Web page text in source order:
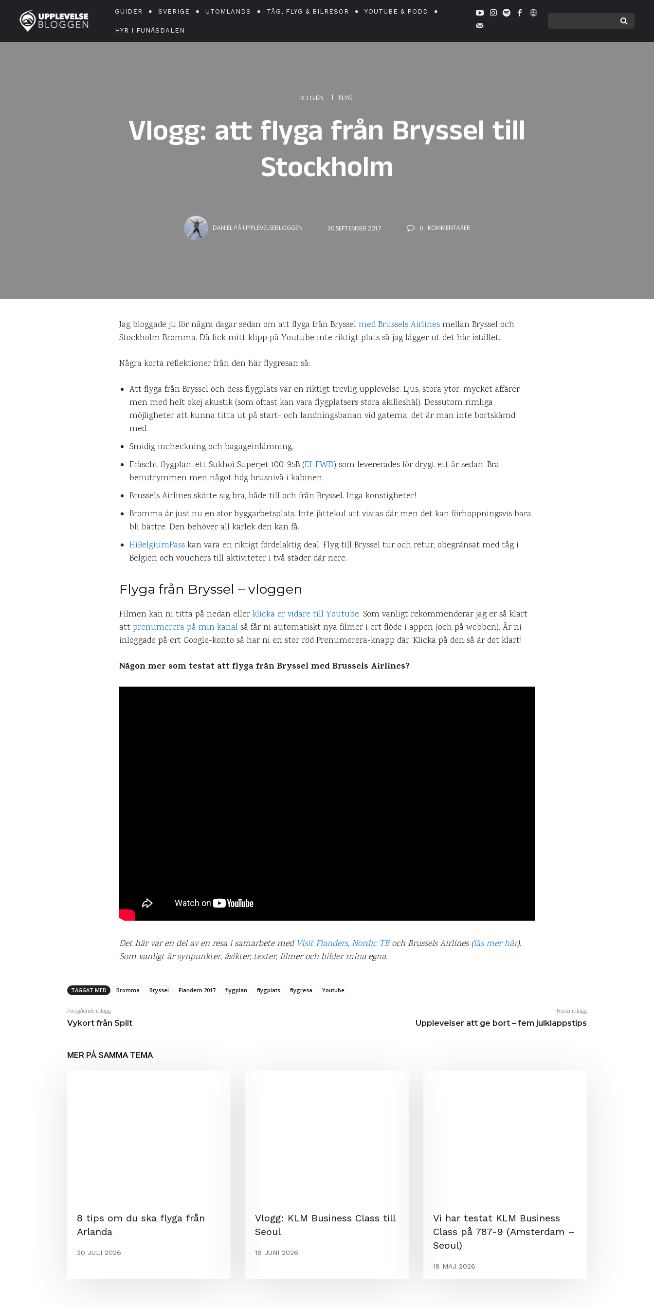
GUIDER SVERIGE UTOMLANDS TÅG, FLYG & BILRESOR YOUTUBE & PODD
HYR I FUNÄSDALEN
BELGIEN FLYG
Vlogg: att flyga från Bryssel till
Stockholm
DANIEL PÅ UPPLEVELSEBLOGGEN 30 SEPTEMBER 2017 0 KOMMENTARER
Jag bloggade ju för några dagar sedan om att flyga från Brysselmed Brussels Airlinesmellan Bryssel och
Stockholm Bromma. Då fick mitt klipp på Youtube inte riktigt plats så jag lägger ut det här istället.
Några korta reflektioner från den här flygresan så:
Att flyga från Bryssel och dess flygplats var en riktigt trevlig upplevelse. Ljus, stora ytor, mycket affärer
men med helt okej akustik (som oftast kan vara flygplatsers stora akilleshäl). Dessutom rimliga
möjligheter att kunna titta ut på start- och landningsbanan vid gaterna, det är man inte bortskämd
med.
Smidig incheckning och bagageinlämning.
Fräscht flygplan, ett Sukhoi Superjet 100-95B (EI-FWD) som levererades för drygt ett år sedan. Bra
benutrymmen men något hög brusnivå i kabinen.
Brussels Airlines skötte sig bra, både till och från Bryssel. Inga konstigheter!
Bromma är just nu en stor byggarbetsplats. Inte jättekul att vistas där men det kan förhoppningsvis bara
bli bättre. Den behöver all kärlek den kan få.
HiBelgiumPasskan vara en riktigt fördelaktig deal. Flyg till Bryssel tur och retur, obegränsat med tåg i
Belgien och vouchers till aktiviteter i två städer där nere.
Flyga från Bryssel – vloggen
Filmen kan ni titta på nedan ellerklicka er vidare till Youtube. Som vanligt rekommenderar jag er så klart
attprenumerera på min kanalså får ni automatiskt nya filmer i ert flöde i appen (och på webben). Är ni
inloggade på ert Google-konto så har ni en stor röd Prenumerera-knapp där. Klicka på den så är det klart!
Någon mer som testat att flyga från Bryssel med Brussels Airlines?
Det här var en del av en resa i samarbete med Visit Flanders, Nordic TBoch Brussels Airlines (läs mer här).
Som vanligt är synpunkter, åsikter, texter, filmer och bilder mina egna.
TAGGAT MED Bromma Bryssel Flandern 2017 flygplan flygplats flygresa Youtube
Föregående inlägg
Vykort från Split
Nästa inlägg
Upplevelser att ge bort – fem julklappstips
MER PÅ SAMMA TEMA
8 tips om du ska flyga från
Arlanda
30 JULI 2026
Vlogg: KLM Business Class till
Seoul
18 JUNI 2026
Vi har testat KLM Business
Class på 787-9 (Amsterdam –
Seoul)
18 MAJ 2026